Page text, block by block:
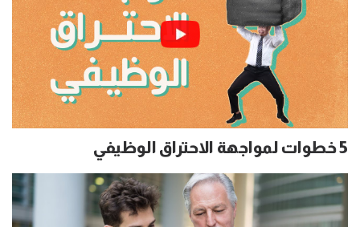
5 خطوات لمواجهة الاحتراق الوظيفي